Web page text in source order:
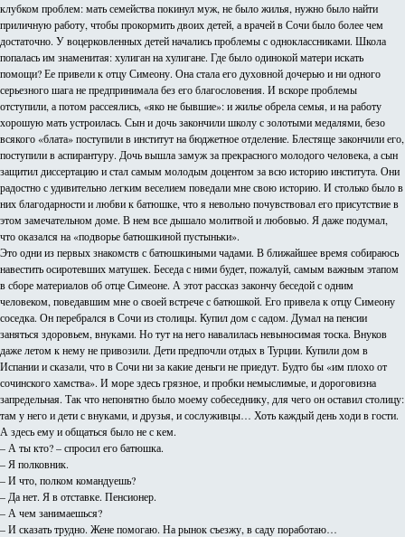
клубком проблем: мать семейства покинул муж, не было жилья, нужно было найти
приличную работу, чтобы прокормить двоих детей, а врачей в Сочи было более чем
достаточно. У воцерковленных детей начались проблемы с одноклассниками. Школа
попалась им знаменитая: хулиган на хулигане. Где было одинокой матери искать
помощи? Ее привели к отцу Симеону. Она стала его духовной дочерью и ни одного
серьезного шага не предпринимала без его благословения. И вскоре проблемы
отступили, а потом рассеялись, «яко не бывшие»: и жилье обрела семья, и на работу
хорошую мать устроилась. Сын и дочь закончили школу с золотыми медалями, безо
всякого «блата» поступили в институт на бюджетное отделение. Блестяще закончили его,
поступили в аспирантуру. Дочь вышла замуж за прекрасного молодого человека, а сын
защитил диссертацию и стал самым молодым доцентом за всю историю института. Они
радостно с удивительно легким веселием поведали мне свою историю. И столько было в
них благодарности и любви к батюшке, что я невольно почувствовал его присутствие в
этом замечательном доме. В нем все дышало молитвой и любовью. Я даже подумал,
что оказался на «подворье батюшкиной пустыньки».
Это одни из первых знакомств с батюшкиными чадами. В ближайшее время собираюсь
навестить осиротевших матушек. Беседа с ними будет, пожалуй, самым важным этапом
в сборе материалов об отце Симеоне. А этот рассказ закончу беседой с одним
человеком, поведавшим мне о своей встрече с батюшкой. Его привела к отцу Симеону
соседка. Он перебрался в Сочи из столицы. Купил дом с садом. Думал на пенсии
заняться здоровьем, внуками. Но тут на него навалилась невыносимая тоска. Внуков
даже летом к нему не привозили. Дети предпочли отдых в Турции. Купили дом в
Испании и сказали, что в Сочи ни за какие деньги не приедут. Будто бы «им плохо от
сочинского хамства». И море здесь грязное, и пробки немыслимые, и дороговизна
запредельная. Так что непонятно было моему собеседнику, для чего он оставил столицу:
там у него и дети с внуками, и друзья, и сослуживцы… Хоть каждый день ходи в гости.
А здесь ему и общаться было не с кем.
– А ты кто? – спросил его батюшка.
– Я полковник.
– И что, полком командуешь?
– Да нет. Я в отставке. Пенсионер.
– А чем занимаешься?
– И сказать трудно. Жене помогаю. На рынок съезжу, в саду поработаю…